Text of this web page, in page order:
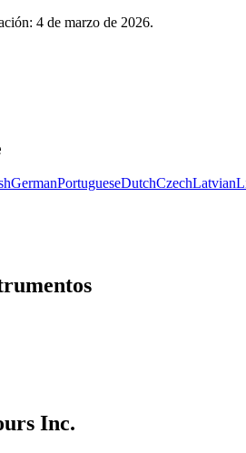
4 de marzo de 2026.
GermanPortugueseDutchCzechLatvian
Inc.